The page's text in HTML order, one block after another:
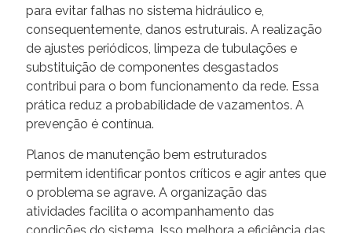
para evitar falhas no sistema hidráulico e,
consequentemente, danos estruturais. A realização
de ajustes periódicos, limpeza de tubulações e
substituição de componentes desgastados
contribui para o bom funcionamento da rede. Essa
prática reduz a probabilidade de vazamentos. A
prevenção é contínua.
Planos de manutenção bem estruturados
permitem identificar pontos críticos e agir antes que
o problema se agrave. A organização das
atividades facilita o acompanhamento das
condições do sistema. Isso melhora a eficiência das